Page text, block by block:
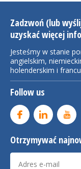
Zadzwoń (lub
uzyskać więcej
Jesteśmy w stanie
angielskim,
holenderskim i
Follow us
Otrzymywać